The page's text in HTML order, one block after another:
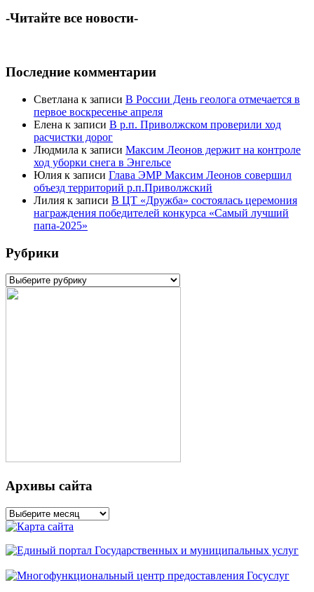
-Читайте все новости-
Последние комментарии
Светлана к записи В России День геолога отмечается в
первое воскресенье апреля
Елена к записи В р.п. Приволжском проверили ход
расчистки дорог
Людмила к записи Максим Леонов держит на контроле
ход уборки снега в Энгельсе
Юлия к записи Глава ЭМР Максим Леонов совершил
объезд территорий р.п.Приволжский
Лилия к записи В ЦТ «Дружба» состоялась церемония
награждения победителей конкурса «Самый лучший
папа-2025»
Рубрики
Рубрики
Архивы сайта
Архивы
сайта